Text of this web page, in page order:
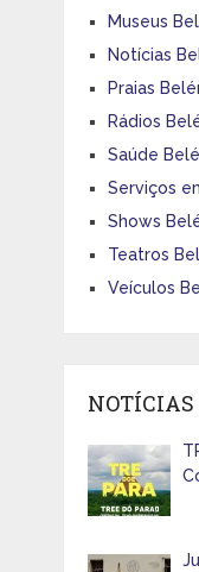
Museus
Notícias
Praias
Rádios
Saúde
Serviços
Shows
Teatros
Veículos
NOTÍCIAS